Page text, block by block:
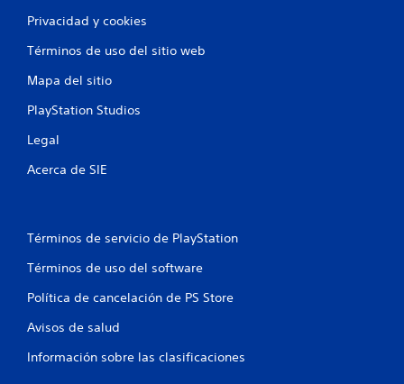
Privacidad y cookies
Términos de uso del sitio web
Mapa del sitio
PlayStation Studios
Legal
Acerca de SIE
Términos de servicio de PlayStation
Términos de uso del software
Política de cancelación de PS Store
Avisos de salud
Información sobre las clasificaciones